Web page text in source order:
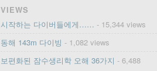
VIEWS
시작하는 다이버들에게…… - 15,344 views
동해 143m 다이빙 - 1,082 views
보편화된 잠수생리학 오해 36가지 - 6,488